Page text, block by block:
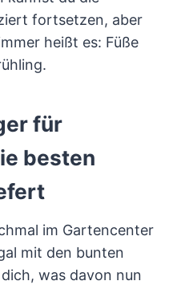
fortsetzen, aber
heißt es: Füße
für
besten
im Gartencenter
mit den bunten
was davon nun